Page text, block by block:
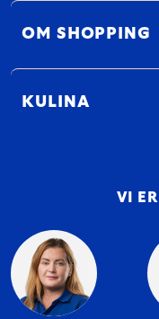
OM SHOPPING
KULINA
VI